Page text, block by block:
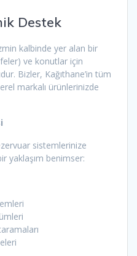
Destek
kalbinde yer alan bir
ve konutlar için
Bizler, Kağıthane’in tüm
markalı ürünlerinizde
sistemlerinize
yaklaşım benimser: